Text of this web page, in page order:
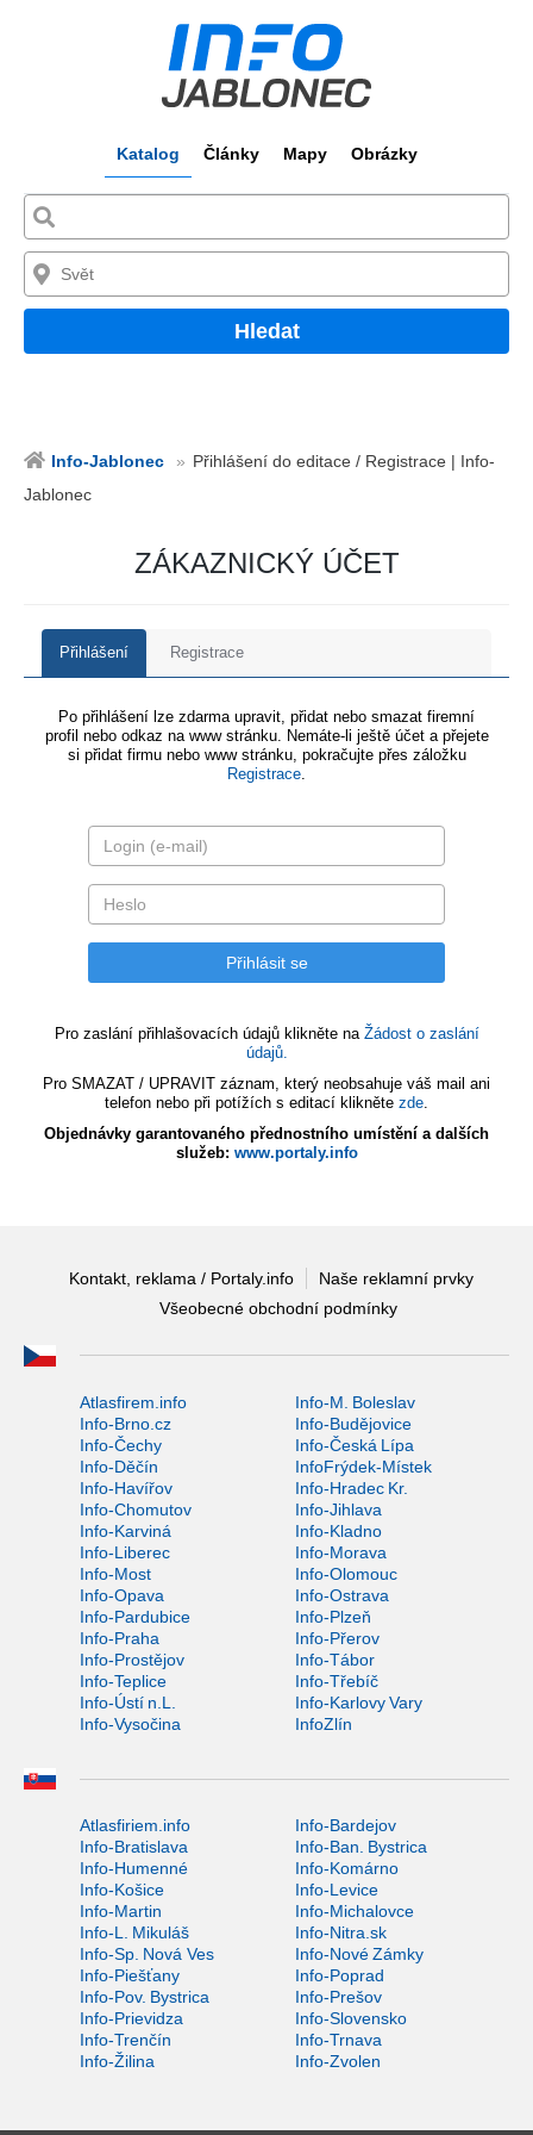
Katalog Články Mapy Obrázky
Hledat
Info-Jablonec
Přihlášení do editace / Registrace | Info-
Jablonec
ZÁKAZNICKÝ ÚČET
Přihlášení Registrace
Po přihlášení lze zdarma upravit, přidat nebo smazat firemní
profil nebo odkaz na www stránku. Nemáte-li ještě účet a přejete
si přidat firmu nebo www stránku, pokračujte přes záložku
Registrace.
Pro zaslání přihlašovacích údajů klikněte na Žádost o zaslání
údajů.
Pro SMAZAT / UPRAVIT záznam, který neobsahuje váš mail ani
telefon nebo při potížích s editací klikněte zde.
Objednávky garantovaného přednostního umístění a dalších
služeb: www.portaly.info
Kontakt, reklama / Portaly.info
Naše reklamní prvky
Všeobecné obchodní podmínky
Atlasfirem.info
Info-M. Boleslav
Info-Brno.cz
Info-Budějovice
Info-Čechy
Info-Česká Lípa
Info-Děčín
InfoFrýdek-Místek
Info-Havířov
Info-Hradec Kr.
Info-Chomutov
Info-Jihlava
Info-Karviná
Info-Kladno
Info-Liberec
Info-Morava
Info-Most
Info-Olomouc
Info-Opava
Info-Ostrava
Info-Pardubice
Info-Plzeň
Info-Praha
Info-Přerov
Info-Prostějov
Info-Tábor
Info-Teplice
Info-Třebíč
Info-Ústí n.L.
Info-Karlovy Vary
Info-Vysočina
InfoZlín
Atlasfiriem.info
Info-Bardejov
Info-Bratislava
Info-Ban. Bystrica
Info-Humenné
Info-Komárno
Info-Košice
Info-Levice
Info-Martin
Info-Michalovce
Info-L. Mikuláš
Info-Nitra.sk
Info-Sp. Nová Ves
Info-Nové Zámky
Info-Piešťany
Info-Poprad
Info-Pov. Bystrica
Info-Prešov
Info-Prievidza
Info-Slovensko
Info-Trenčín
Info-Trnava
Info-Žilina
Info-Zvolen